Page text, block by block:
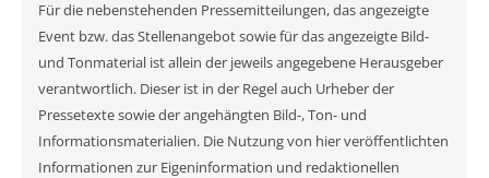
Für die nebenstehenden Pressemitteilungen, das angezeigte
Event bzw. das Stellenangebot sowie für das angezeigte Bild-
und Tonmaterial ist allein der jeweils angegebene Herausgeber
verantwortlich. Dieser ist in der Regel auch Urheber der
Pressetexte sowie der angehängten Bild-, Ton- und
Informationsmaterialien. Die Nutzung von hier veröffentlichten
Informationen zur Eigeninformation und redaktionellen